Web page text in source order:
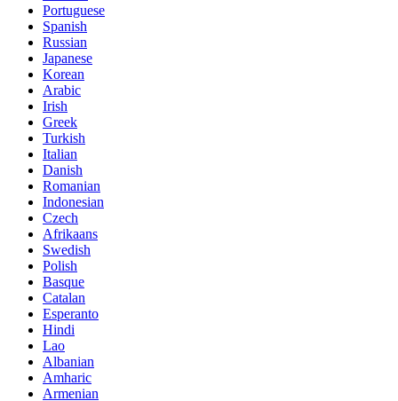
Portuguese
Spanish
Russian
Japanese
Korean
Arabic
Irish
Greek
Turkish
Italian
Danish
Romanian
Indonesian
Czech
Afrikaans
Swedish
Polish
Basque
Catalan
Esperanto
Hindi
Lao
Albanian
Amharic
Armenian